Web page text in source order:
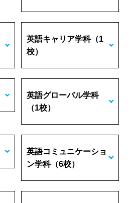
英語キャリア学科（1
校）
英語グローバル学科
（1校）
英語コミュニケーショ
ン学科（6校）